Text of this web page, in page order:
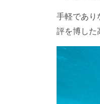
手軽であり
評を博した